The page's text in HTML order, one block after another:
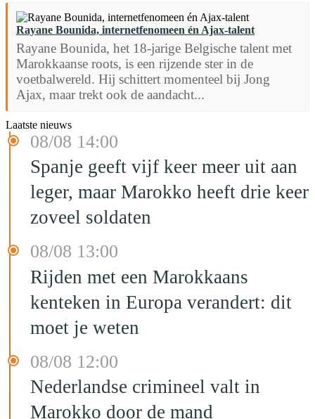
Rayane Bounida, internetfenomeen én Ajax-talent
Rayane Bounida, het 18-jarige Belgische talent met
Marokkaanse roots, is een rijzende ster in de
voetbalwereld. Hij schittert momenteel bij Jong
Ajax, maar trekt ook de aandacht...
Laatste nieuws
08/08 14:00
Spanje geeft vijf keer meer uit aan
leger, maar Marokko heeft drie keer
zoveel soldaten
08/08 13:00
Rijden met een Marokkaans
kenteken in Europa verandert: dit
moet je weten
08/08 12:00
Nederlandse crimineel valt in
Marokko door de mand